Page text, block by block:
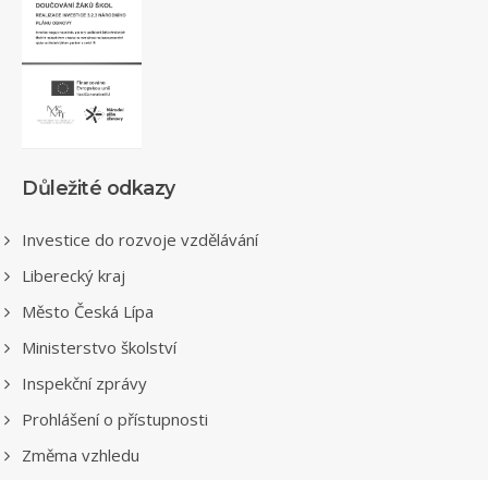
Důležité odkazy
Investice do rozvoje vzdělávání
Liberecký kraj
Město Česká Lípa
Ministerstvo školství
Inspekční zprávy
Prohlášení o přístupnosti
Změma vzhledu